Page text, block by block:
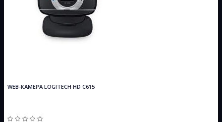
WEB-КАМЕРА LOGITECH HD C615